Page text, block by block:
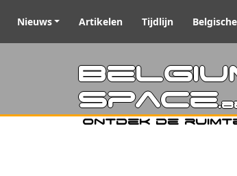
Nieuws Artikelen Tijdlijn
Space
Ontdek de